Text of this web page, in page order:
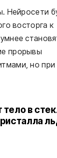
Нейросети
восторга к
прорывы
но при
в